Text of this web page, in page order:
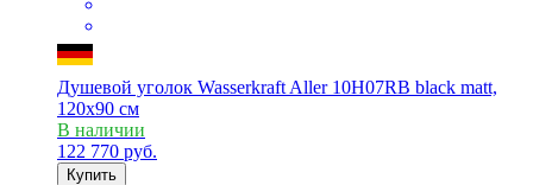
Душевой уголок Wasserkraft Aller 10H07RB black matt,
120x90 см
В наличии
122 770 руб.
Купить